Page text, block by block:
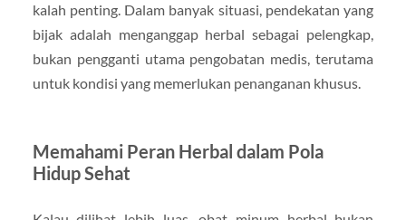
kalah penting. Dalam banyak situasi, pendekatan yang
bijak adalah menganggap herbal sebagai pelengkap,
bukan pengganti utama pengobatan medis, terutama
untuk kondisi yang memerlukan penanganan khusus.
Memahami Peran Herbal dalam Pola
Hidup Sehat